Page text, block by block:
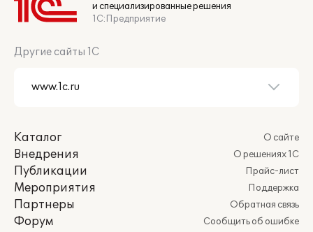
и специализированные решения
1С:Предприятие
Другие сайты 1С
Каталог
Внедрения
Публикации
Мероприятия
Партнеры
Форум
О сайте
О решениях 1С
Прайс-лист
Поддержка
Обратная связь
Сообщить об ошибке